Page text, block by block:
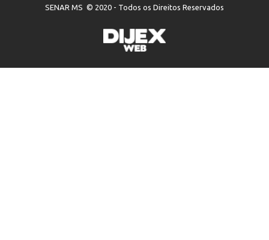
SENAR MS © 2020 - Todos os Direitos Reservados